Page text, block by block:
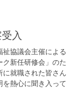
入
協議会主催による
ク新任研修会」のた
に就職された皆さん
熱心に聞き入って